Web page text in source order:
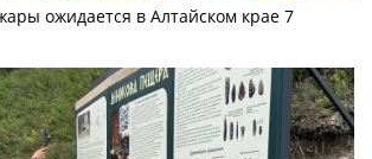
ожидается в Алтайском крае 7